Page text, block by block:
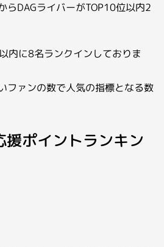
らDAGライバーがTOP10位以内2
内に8名ランクインしておりま
ファンの数で人気の指標となる数
援ポイントランキン